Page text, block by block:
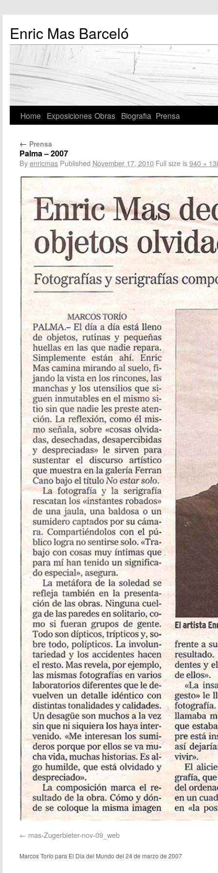
Enric Mas Barceló
Home Exposiciones Obras Biografia Prensa
← Prensa
Palma – 2007
Byenricmas Published November 17, 2010 Full size is940 ×
mas-Zugerbieter-nov-09_web
Marcos Torío para El Dia del Mundo del 24 de marzo de 2007